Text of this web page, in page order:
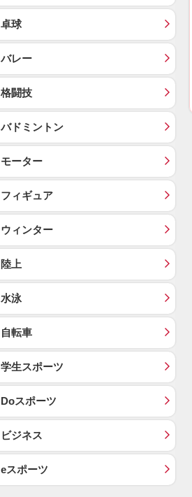
卓球
バレー
格闘技
バドミントン
モーター
フィギュア
ウィンター
陸上
水泳
自転車
学生スポーツ
Doスポーツ
ビジネス
eスポーツ